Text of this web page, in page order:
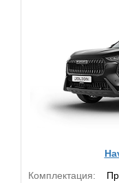
Комплектация: